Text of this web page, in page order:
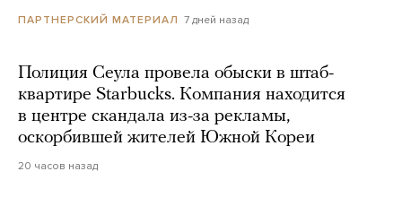
ПАРТНЕРСКИЙ МАТЕРИАЛ 7 дней назад
Полиция Сеула провела обыски в штаб-
квартире Starbucks. Компания находится
в центре скандала из-за рекламы,
оскорбившей жителей Южной Кореи
20 часов назад